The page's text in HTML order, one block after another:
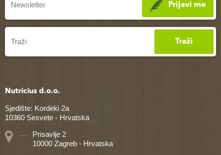
Prijavi me
Traži
Nutricius d.o.o.
Sjedište: Kordeki 2a
10360 Sesvete - Hrvatska
Prisavlje 2
10000 Zagreb - Hrvatska